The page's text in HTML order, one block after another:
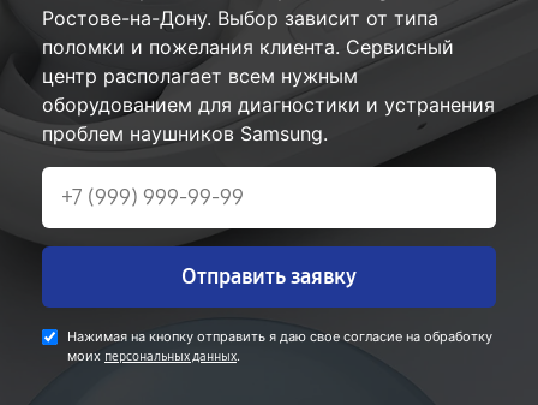
Ростове-на-Дону. Выбор зависит от типа
поломки и пожелания клиента. Сервисный
центр располагает всем нужным
оборудованием для диагностики и устранения
проблем наушников Samsung.
Отправить заявку
Нажимая на кнопку отправить я даю свое согласие на обработку
моих персональных данных.